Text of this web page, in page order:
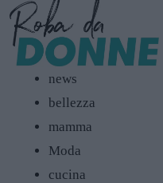
news
bellezza
mamma
Moda
cucina